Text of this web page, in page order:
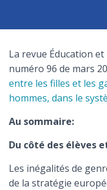
La revue Éducation
numéro 96 de mars
entre les filles et les
hommes, dans le
Au sommaire:
Du côté des élèves
Les inégalités de
de la stratégie